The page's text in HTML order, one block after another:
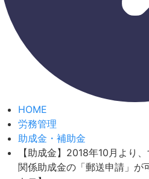
HOME
労務管理
助成金・補助金
【助成金】2018年10月より
関係助成金の「郵送申請」が